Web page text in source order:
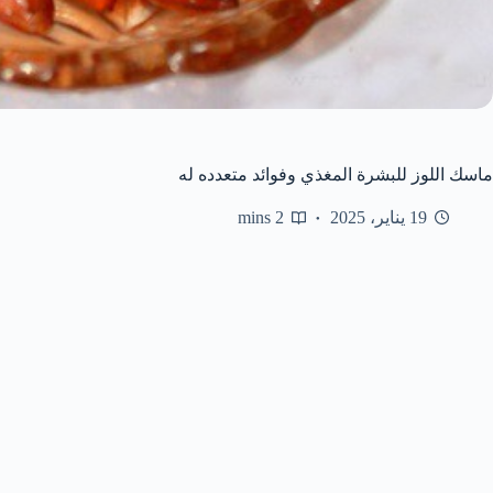
ماسك اللوز للبشرة المغذي وفوائد متعدده له
19 يناير، 2025 2 mins